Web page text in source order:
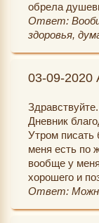
обрела
Ответ:
здоровья,
03-09-2020
Дневник
Утром писать
меня есть по
вообще у
хорошего и
Ответ: